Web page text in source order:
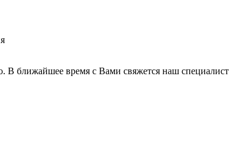
В ближайшее время с Вами свяжется наш специалист